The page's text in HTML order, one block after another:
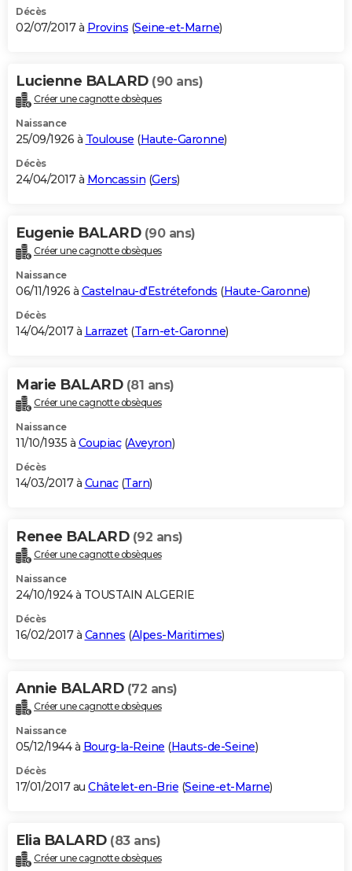
Décès
02/07/2017 à Provins (Seine-et-Marne)
Lucienne BALARD (90 ans)
Créer une cagnotte obsèques
Naissance
25/09/1926 à Toulouse (Haute-Garonne)
Décès
24/04/2017 à Moncassin (Gers)
Eugenie BALARD (90 ans)
Créer une cagnotte obsèques
Naissance
06/11/1926 à Castelnau-d'Estrétefonds (Haute-Garonne)
Décès
14/04/2017 à Larrazet(Tarn-et-Garonne)
Marie BALARD (81 ans)
Créer une cagnotte obsèques
Naissance
11/10/1935 à Coupiac(Aveyron)
Décès
14/03/2017 à Cunac(Tarn)
Renee BALARD (92 ans)
Créer une cagnotte obsèques
Naissance
24/10/1924 à TOUSTAIN ALGERIE
Décès
16/02/2017 à Cannes (Alpes-Maritimes)
Annie BALARD (72 ans)
Créer une cagnotte obsèques
Naissance
05/12/1944 à Bourg-la-Reine (Hauts-de-Seine)
Décès
17/01/2017 au Châtelet-en-Brie (Seine-et-Marne)
Elia BALARD (83 ans)
Créer une cagnotte obsèques